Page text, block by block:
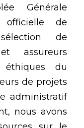
Générale
officielle de
de
assureurs
du
de projets
administratif
nous avons